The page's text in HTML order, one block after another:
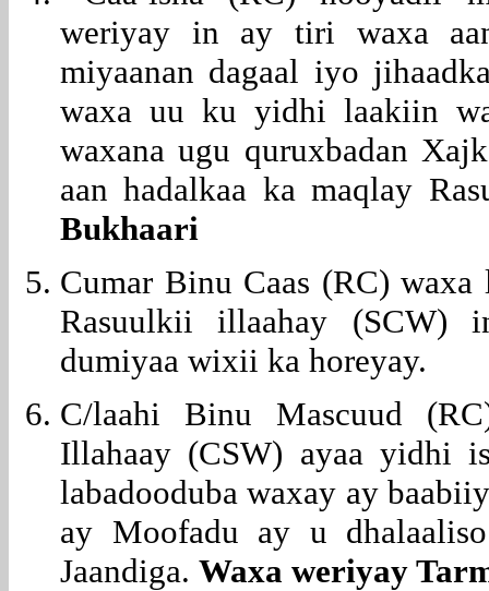
weriyay in ay tiri waxa
miyaanan dagaal iyo
waxa uu ku yidhi laakiin
waxana ugu quruxbadan
aan hadalkaa ka maqlay
Bukhaari
Cumar Binu Caas (RC)
Rasuulkii illaahay
dumiyaa wixii ka horeyay.
C/laahi Binu Mascuud
Illahaay (CSW) ayaa yidhi
labadooduba waxay ay
ay Moofadu ay u
Jaandiga. Waxa weriyay